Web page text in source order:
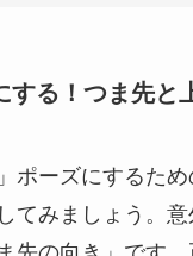
する！つま先と
ポーズにするた
てみましょう。